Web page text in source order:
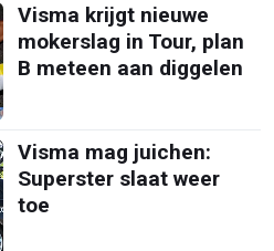
Visma krijgt nieuwe
mokerslag in Tour, plan
B meteen aan diggelen
Visma mag juichen:
Superster slaat weer
toe